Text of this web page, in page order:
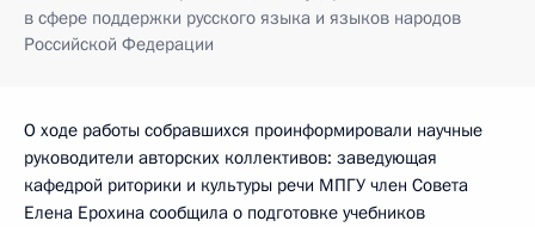
в сфере поддержки русского языка и языков народов
Российской Федерации
О ходе работы собравшихся проинформировали научные
руководители авторских коллективов: заведующая
кафедрой риторики и культуры речи МПГУ член Совета
Елена Ерохина сообщила о подготовке учебников